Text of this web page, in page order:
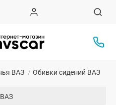
ВАЗ / Обивки сидений ВАЗ